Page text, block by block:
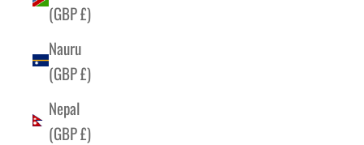
(GBP £)
Nauru
(GBP £)
Nepal
(GBP £)